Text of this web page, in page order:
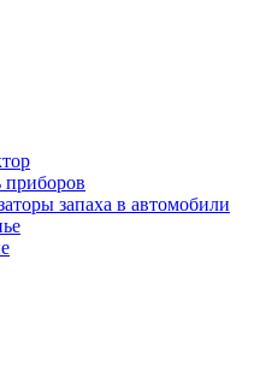
приборов
запаха в автомобили